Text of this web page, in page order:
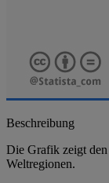
Beschreibung
Die Grafik zeigt
Weltregionen.